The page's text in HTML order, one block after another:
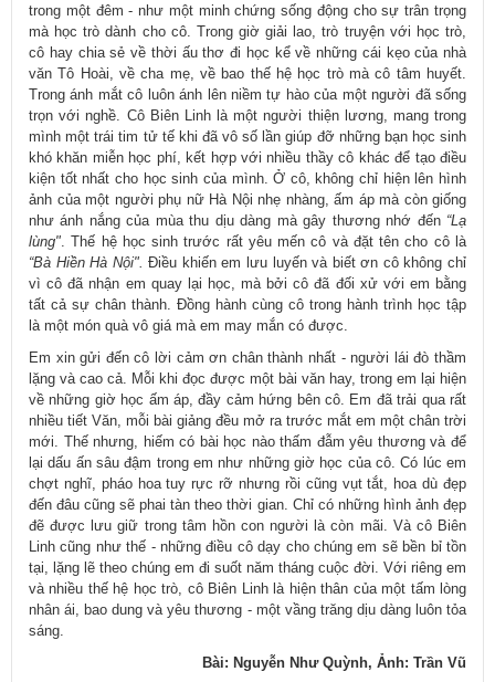
trong một đêm - như một minh chứng sống động cho sự trân trọng
mà học trò dành cho cô. Trong giờ giải lao, trò truyện với học trò,
cô hay chia sẻ về thời ấu thơ đi học kể về những cái kẹo của nhà
văn Tô Hoài, về cha mẹ, về bao thế hệ học trò mà cô tâm huyết.
Trong ánh mắt cô luôn ánh lên niềm tự hào của một người đã sống
trọn với nghề. Cô Biên Linh là một người thiện lương, mang trong
mình một trái tim tử tế khi đã vô số lần giúp đỡ những bạn học sinh
khó khăn miễn học phí, kết hợp với nhiều thầy cô khác để tạo điều
kiện tốt nhất cho học sinh của mình. Ở cô, không chỉ hiện lên hình
ảnh của một người phụ nữ Hà Nội nhẹ nhàng, ấm áp mà còn giống
như ánh nắng của mùa thu dịu dàng mà gây thương nhớ đến “Lạ
lùng" . Thế hệ học sinh trước rất yêu mến cô và đặt tên cho cô là
“Bà Hiền Hà Nội". Điều khiến em lưu luyến và biết ơn cô không chỉ
vì cô đã nhận em quay lại học, mà bởi cô đã đối xử với em bằng
tất cả sự chân thành. Đồng hành cùng cô trong hành trình học tập
là một món quà vô giá mà em may mắn có được.
Em xin gửi đến cô lời cảm ơn chân thành nhất - người lái đò thầm
lặng và cao cả. Mỗi khi đọc được một bài văn hay, trong em lại hiện
về những giờ học ấm áp, đầy cảm hứng bên cô. Em đã trải qua rất
nhiều tiết Văn, mỗi bài giảng đều mở ra trước mắt em một chân trời
mới. Thế nhưng, hiếm có bài học nào thấm đẫm yêu thương và để
lại dấu ấn sâu đậm trong em như những giờ học của cô. Có lúc em
chợt nghĩ, pháo hoa tuy rực rỡ nhưng rồi cũng vụt tắt, hoa dù đẹp
đến đâu cũng sẽ phai tàn theo thời gian. Chỉ có những hình ảnh đẹp
đẽ được lưu giữ trong tâm hồn con người là còn mãi. Và cô Biên
Linh cũng như thế - những điều cô dạy cho chúng em sẽ bền bỉ tồn
tại, lặng lẽ theo chúng em đi suốt năm tháng cuộc đời. Với riêng em
và nhiều thế hệ học trò, cô Biên Linh là hiện thân của một tấm lòng
nhân ái, bao dung và yêu thương - một vầng trăng dịu dàng luôn tỏa
sáng.
Bài: Nguyễn Như Quỳnh, Ảnh: Trần Vũ